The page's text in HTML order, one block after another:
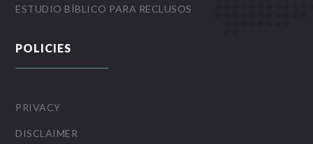
ESTUDIO BÍBLICO PARA RECLUSOS
POLICIES
PRIVACY
DISCLAIMER